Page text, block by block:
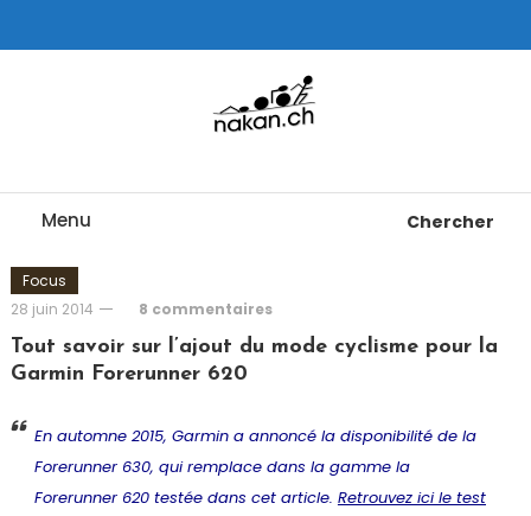
To
Menu Chercher
Focus
28 juin 2014
8 commentaires
Tout savoir sur l’ajout du mode cyclisme pour la
Garmin Forerunner 620
En automne 2015, Garmin a annoncé la disponibilité de la
Forerunner 630, qui remplace dans la gamme la
Forerunner 620 testée dans cet article. Retrouvez ici le test